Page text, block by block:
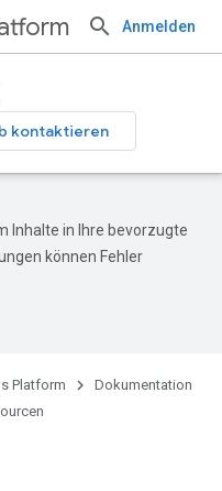
Anmelden
kontaktieren
Inhalte in Ihre bevorzugte
können Fehler
Platform
Dokumentation